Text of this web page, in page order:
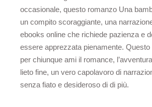
occasionale, questo romanzo Una
un compito scoraggiante, una
ebooks online che richiede pazienza e
essere apprezzata pienamente.
per chiunque ami il romance,
lieto fine, un vero capolavoro di
senza fiato e desideroso di di più.